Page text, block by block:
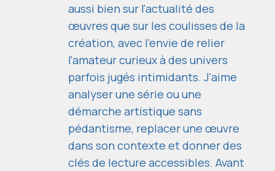
aussi bien sur l'actualité des
œuvres que sur les coulisses de la
création, avec l'envie de relier
l'amateur curieux à des univers
parfois jugés intimidants. J'aime
analyser une série ou une
démarche artistique sans
pédantisme, replacer une œuvre
dans son contexte et donner des
clés de lecture accessibles. Avant